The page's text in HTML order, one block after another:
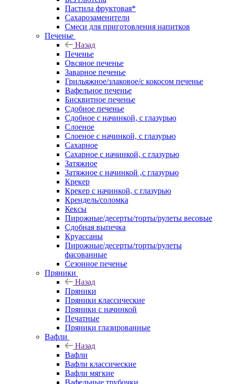
Пастила фруктовая*
Сахарозаменители
Смеси для приготовления напитков
Печенье
Назад
Печенье
Овсяное печенье
Заварное печенье
Грильяжное/злаковое/с кокосом печенье
Вафельное печенье
Бисквитное печенье
Сдобное печенье
Сдобное с начинкой, с глазурью
Слоеное
Слоеное с начинкой, с глазурью
Сахарное
Сахарное с начинкой, с глазурью
Затяжное
Затяжное с начинкой ,с глазурью
Крекер
Крекер с начинкой, с глазурью
Крендель/соломка
Кексы
Пирожные/десерты/торты/рулеты весовые
Сдобная выпечка
Круассаны
Пирожные/десерты/торты/рулеты
фасованные
Сезонное печенье
Пряники
Назад
Пряники
Пряники классические
Пряники с начинкой
Печатные
Пряники глазированные
Вафли
Назад
Вафли
Вафли классические
Вафли мягкие
Вафельные трубочки